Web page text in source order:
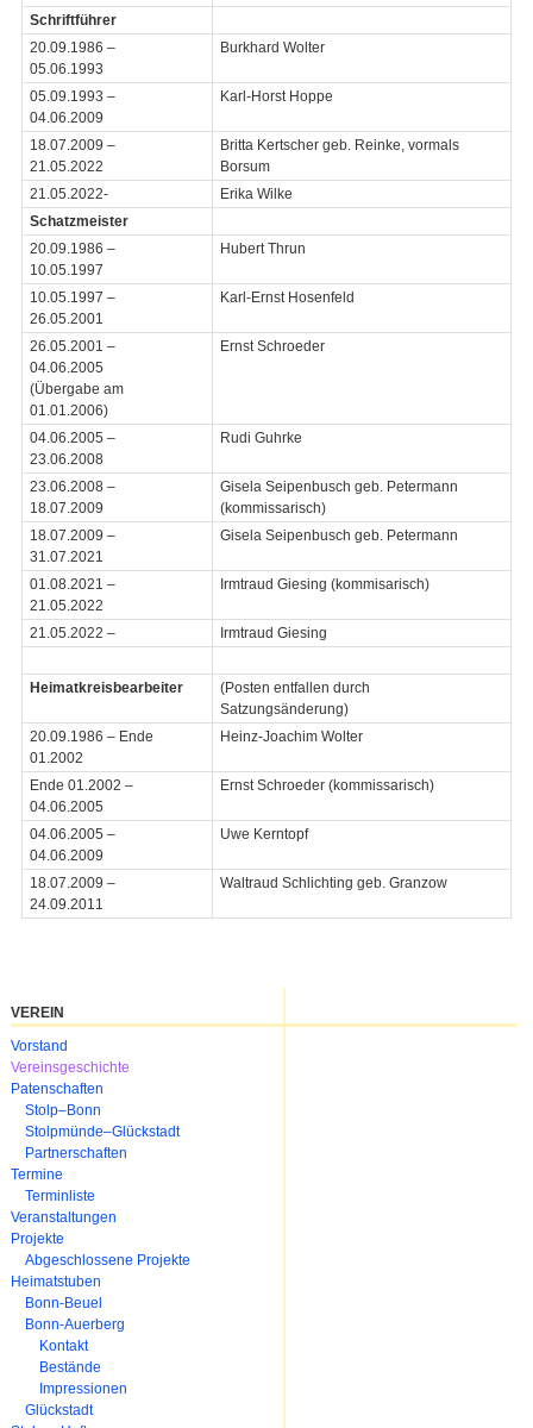
Schriftführer
20.09.1986 –
05.06.1993
Burkhard Wolter
05.09.1993 –
04.06.2009
Karl-Horst Hoppe
18.07.2009 –
21.05.2022
Britta Kertscher geb. Reinke, vormals
Borsum
21.05.2022-
Erika Wilke
Schatzmeister
20.09.1986 –
10.05.1997
Hubert Thrun
10.05.1997 –
26.05.2001
Karl-Ernst Hosenfeld
26.05.2001 –
04.06.2005
(Übergabe am
01.01.2006)
Ernst Schroeder
04.06.2005 –
23.06.2008
Rudi Guhrke
23.06.2008 –
18.07.2009
Gisela Seipenbusch geb. Petermann
(kommissarisch)
18.07.2009 –
31.07.2021
Gisela Seipenbusch geb. Petermann
01.08.2021 –
21.05.2022
Irmtraud Giesing (kommisarisch)
21.05.2022 – Irmtraud Giesing
Heimatkreisbearbeiter
(Posten entfallen durch
Satzungsänderung)
20.09.1986 – Ende
01.2002
Heinz-Joachim Wolter
Ende 01.2002 –
04.06.2005
Ernst Schroeder (kommissarisch)
04.06.2005 –
04.06.2009
Uwe Kerntopf
18.07.2009 –
24.09.2011
Waltraud Schlichting geb. Granzow
VEREIN
Navigation
überspringen
Vorstand
Vereinsgeschichte
Patenschaften
Stolp–Bonn
Stolpmünde–Glückstadt
Partnerschaften
Termine
Terminliste
Veranstaltungen
Projekte
Abgeschlossene Projekte
Heimatstuben
Bonn-Beuel
Bonn-Auerberg
Kontakt
Bestände
Impressionen
Glückstadt